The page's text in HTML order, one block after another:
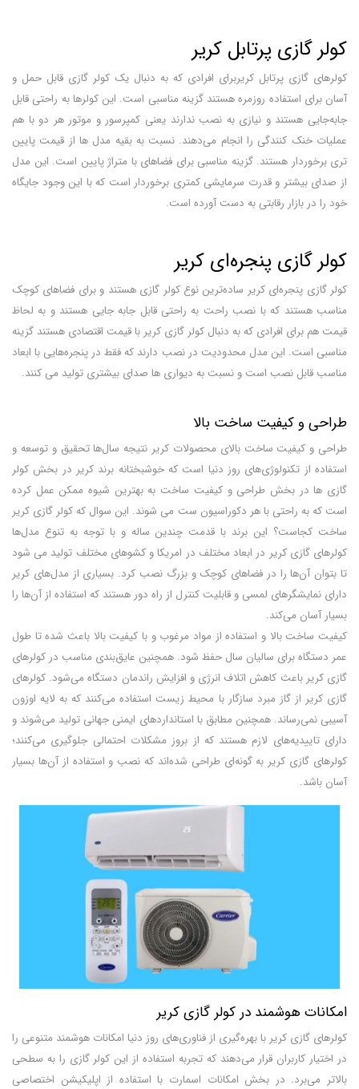
کولر گازی پرتابل کریر
کولرهای گازی پرتابل کریربرای افرادی که به دنبال یک کولر گازی قابل حمل و
آسان برای استفاده روزمره هستند گزینه مناسبی است. این کولرها به راحتی قابل
جابه‌جایی هستند و نیازی به نصب ندارند یعنی کمپرسور و موتور هر دو با هم
عملیات خنک کنندگی را انجام می‌دهند. نسبت به بقیه مدل ها از قیمت پایین
تری برخوردار هستند. گزینه مناسبی برای فضاهای با متراژ پایین است. این مدل
از صدای بیشتر و قدرت سرمایشی کمتری برخوردار است که با این وجود جایگاه
خود را در بازار رقابتی به دست آورده است.
کولر گازی پنجره‌ای کریر
کولر گازی پنجره‌ای کریر ساده‌ترین نوع کولر گازی هستند و برای فضاهای کوچک
مناسب هستند که با نصب راحت به راحتی قابل جابه جایی هستند و به لحاظ
قیمت هم برای افرادی که به دنبال کولر گازی کریر با قیمت اقتصادی هستند گزینه
مناسبی است. این مدل محدودیت در نصب دارند که فقط در پنجره‌هایی با ابعاد
مناسب قابل نصب است و نسبت به دیواری ها صدای بیشتری تولید می کنند.
طراحی و کیفیت ساخت بالا
طراحی و کیفیت ساخت بالای محصولات کریر نتیجه سال‌ها تحقیق و توسعه و
استفاده از تکنولوژی‌های روز دنیا است که خوشبختانه برند کریر در بخش کولر
گازی ها در بخش طراحی و کیفیت ساخت به بهترین شیوه ممکن عمل کرده
است که به راحتی با هر دکوراسیون ست می شوند. این سوال که کولر گازی کریر
ساخت کجاست؟ این برند با قدمت چندین ساله و با توجه به تنوع مدل‌ها
کولرهای گازی کریر در ابعاد مختلف در امریکا و کشوهای مختلف تولید می شود
تا بتوان آن‌ها را در فضاهای کوچک و بزرگ نصب کرد. بسیاری از مدل‌های کریر
دارای نمایشگرهای لمسی و قابلیت کنترل از راه دور هستند که استفاده از آن‌ها را
بسیار آسان می‌کند.
کیفیت ساخت بالا و استفاده از مواد مرغوب و با کیفیت بالا باعث شده تا طول
عمر دستگاه برای سالیان سال حفظ شود. همچنین عایق‌بندی مناسب در کولرهای
گازی کریر باعث کاهش اتلاف انرژی و افزایش راندمان دستگاه می‌شود. کولرهای
گازی کریر از گاز مبرد سازگار با محیط زیست استفاده می‌کنند که به لایه اوزون
آسیبی نمی‌رساند. همچنین مطابق با استانداردهای ایمنی جهانی تولید می‌شوند و
دارای تاییدیه‌های لازم هستند که از بروز مشکلات احتمالی جلوگیری می‌کنند؛
کولرهای گازی کریر به گونه‌ای طراحی شده‌اند که نصب و استفاده از آن‌ها بسیار
آسان باشد.
امکانات هوشمند در کولر گازی کریر
کولرهای گازی کریر با بهره‌گیری از فناوری‌های روز دنیا امکانات هوشمند متنوعی را
در اختیار کاربران قرار می‌دهند که تجربه استفاده از این کولر گازی را به سطحی
بالاتر می‌برد. در بخش امکانات اسمارت با استفاده از اپلیکیشن اختصاصی